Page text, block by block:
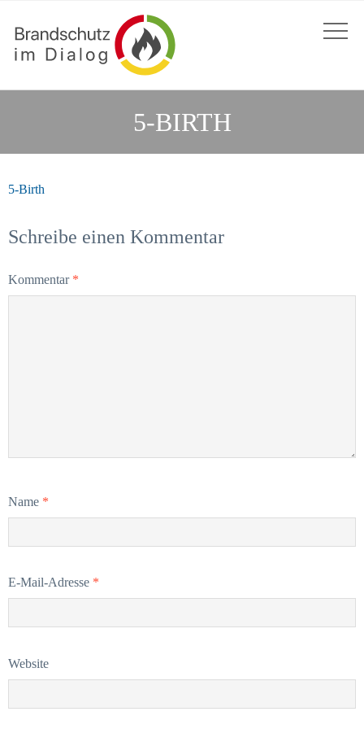
5-BIRTH
5-Birth
Schreibe einen Kommentar
Kommentar *
Name *
E-Mail-Adresse *
Website